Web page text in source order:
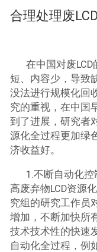
合理处理废
在中国对废
短、内容少，导致
没法进行规模化回
究的重视，在中国
到了进展，研究者
源化全过程更加绿
济收益好。
1.不断自动化
高废弃物LCD资源
究组的研究工作员
增加，不断加快所
技术技术性的快速
自动化全过程，例